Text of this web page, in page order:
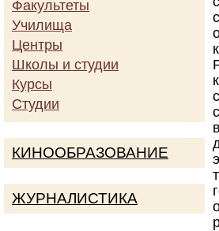
Факультеты
Училища
Центры
Школы и студии
Курсы
Студии
КИНООБРАЗОВАНИЕ
ЖУРНАЛИСТИКА